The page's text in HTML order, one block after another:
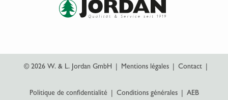
© 2026 W. & L. Jordan GmbH Mentions légales Contact
Politique de confidentialité Conditions générales AEB